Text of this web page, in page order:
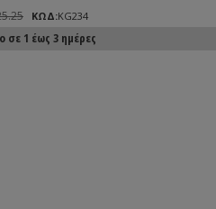
ΚΩΔ:KG234
σε 1 έως 3 ημέρες